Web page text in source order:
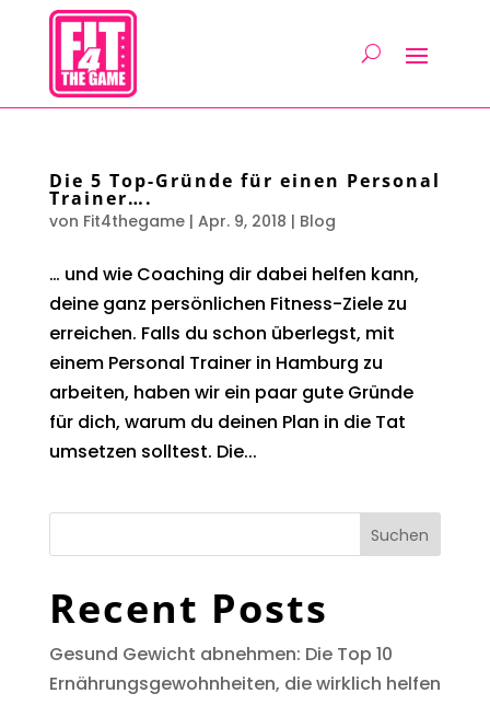
Die 5 Top-Gründe für einen Personal
Trainer….
von Fit4thegame| Apr. 9, 2018 | Blog
… und wie Coaching dir dabei helfen kann,
deine ganz persönlichen Fitness-Ziele zu
erreichen. Falls du schon überlegst, mit
einem Personal Trainer in Hamburg zu
arbeiten, haben wir ein paar gute Gründe
für dich, warum du deinen Plan in die Tat
umsetzen solltest. Die...
Suchen
Recent Posts
Gesund Gewicht abnehmen: Die Top 10
Ernährungsgewohnheiten, die wirklich helfen